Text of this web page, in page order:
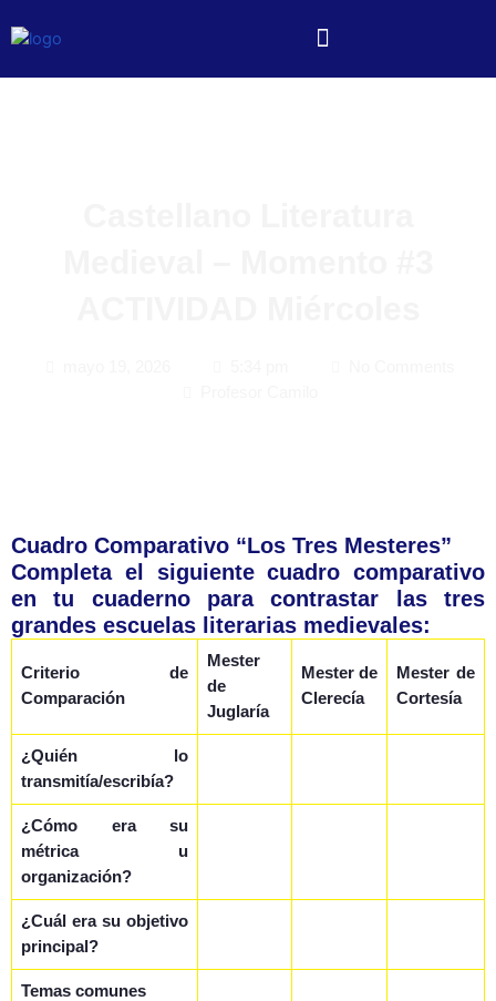
Cuadro Comparativo “Los Tres Mesteres”
Completa el siguiente cuadro comparativo
en tu cuaderno para contrastar las tres
grandes escuelas literarias medievales:
Criterio de
Comparación
Mester
de
Juglaría
Mester de
Clerecía
Mester de
Cortesía
¿Quién lo
transmitía/escribía?
¿Cómo era su
métrica u
organización?
¿Cuál era su objetivo
principal?
Temas comunes